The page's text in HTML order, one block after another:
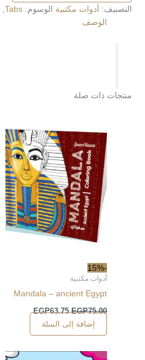
التصنيف: أدوات مكتبية الوسوم: Tabs
,
الوصف
منتجات ذات صلة
-15%
أدوات مكتبية
Mandala – ancient Egypt
EGP75.00
EGP63.75
إضافة إلى السلة